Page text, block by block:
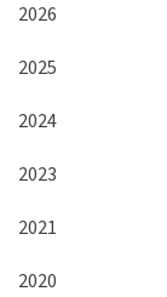
2026
2025
2024
2023
2021
2020